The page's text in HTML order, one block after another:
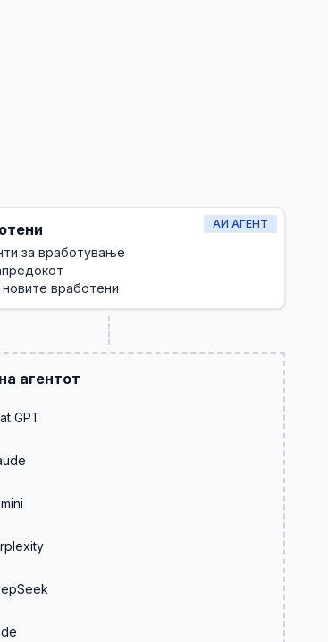
АИ АГЕНТ
за вработување
вработени
агентот
GPT